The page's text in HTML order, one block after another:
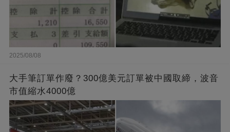
2025/08/08
大手筆訂單作廢？300億美元訂單被中國取締，波音
市值縮水4000億